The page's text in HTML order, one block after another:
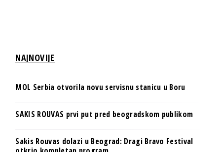
NAJNOVIJE
MOL Serbia otvorila novu servisnu stanicu u Boru
SAKIS ROUVAS prvi put pred beogradskom publikom
Sakis Rouvas dolazi u Beograd: Dragi Bravo Festival